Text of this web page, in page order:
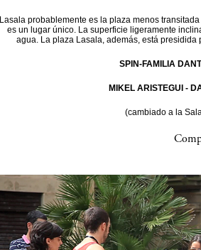
Lasala probablemente es la plaza menos
es un lugar único. La superficie ligeramente
agua. La plaza Lasala, además, está
SPIN-FAMILIA
MIKEL ARISTEGUI -
(cambiado a la